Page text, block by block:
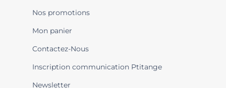
Nos promotions
Mon panier
Contactez-Nous
Inscription communication Ptitange
Newsletter